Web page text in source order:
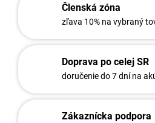
Členská zóna
zľava 10% na vybraný
Doprava po celej SR
doručenie do 7 dní na
Zákaznícka podpora